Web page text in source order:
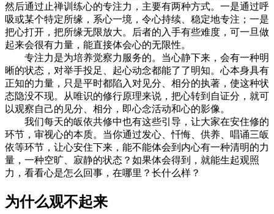
然后通过止禅训练心的专注力，主要有两种方式。一是通过呼
吸或某个特定所缘，系心一境，令心持续、稳定地专注；一是
把心打开，把所缘无限放大。后者的入手有些难度，可一旦做
起来会很有力量，能直接体会心的无限性。
专注力是为培养觉察力服务的。当心静下来，会有一种明
晰的状态，对举手投足、起心动念都能了了明知。心本身具有
正知的力量，只是平时都陷入对见分、相分的执著，使这种状
态隐没不现。从唯识的修行原理来说，把心转到自证分，就可
以观察自己的见分、相分，即心念活动和心的影像。
我们每天的皈依共修中也有这些引导，让大家在安住修的
环节，审视心的本质。当你通过发心、忏悔、供养、唱诵三皈
依等环节，让心安住下来，能不能体会到内心有一种清明的力
量，一种空旷、寂静的状态？如果体会得到，就能生起观照
力，看看心是怎么回事，在哪里？长什么样？
为什么观不起来